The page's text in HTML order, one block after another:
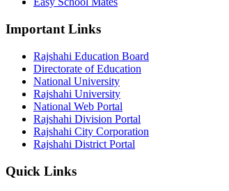
Important Links
Rajshahi Education Board
Directorate of Education
National University
Rajshahi University
National Web Portal
Rajshahi Division Portal
Rajshahi City Corporation
Rajshahi District Portal
Quick Links